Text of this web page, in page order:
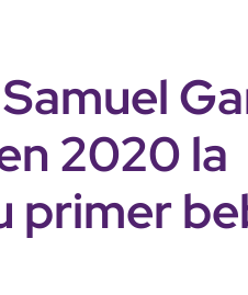
2020 la
primer